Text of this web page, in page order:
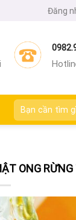
Đăng
Tìm
kiếm:
ONG RỪNG